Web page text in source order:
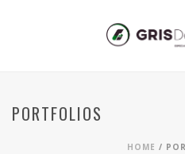
PORTFOLIOS
HOME /